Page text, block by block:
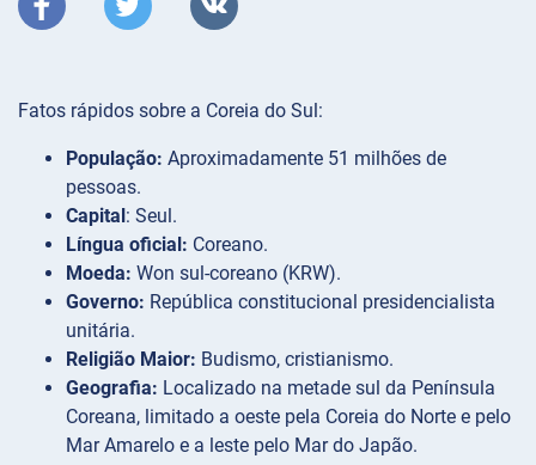
Fatos rápidos sobre a Coreia do Sul:
População: Aproximadamente 51 milhões de
pessoas.
Capital: Seul.
Língua oficial: Coreano.
Moeda: Won sul-coreano (KRW).
Governo: República constitucional presidencialista
unitária.
Religião Maior: Budismo, cristianismo.
Geografia: Localizado na metade sul da Península
Coreana, limitado a oeste pela Coreia do Norte e pelo
Mar Amarelo e a leste pelo Mar do Japão.